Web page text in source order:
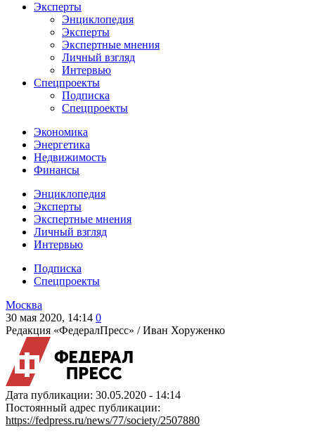
Эксперты
Энциклопедия
Эксперты
Экспертные мнения
Личный взгляд
Интервью
Спецпроекты
Подписка
Спецпроекты
Экономика
Энергетика
Недвижимость
Финансы
Энциклопедия
Эксперты
Экспертные мнения
Личный взгляд
Интервью
Подписка
Спецпроекты
Москва
30 мая 2020, 14:14 0
Редакция «ФедералПресс» /Иван Хоруженко
Дата публикации: 30.05.2020 - 14:14
Постоянный адрес публикации:
https://fedpress.ru/news/77/society/2507880